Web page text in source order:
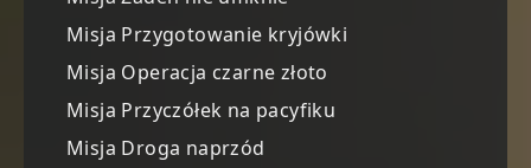
Misja Przygotowanie kryjówki
Misja Operacja czarne złoto
Misja Przyczółek na pacyfiku
Misja Droga naprzód